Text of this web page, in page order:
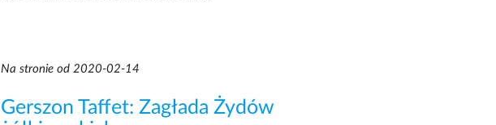
Na stronie od 2020-02-14
Gerszon Taffet: Zagłada Żydów